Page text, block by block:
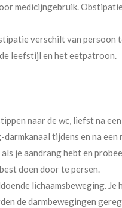
medicijngebruik.
verschilt van
leefstijl en het eetpatroon.
naar de wc, liefst na
tijdens en na een
je aandrang hebt en
doen door te persen.
lichaamsbeweging.
de darmbewegingen